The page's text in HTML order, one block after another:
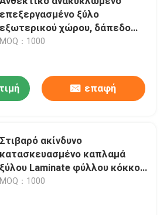
υποβολή
επεξεργασμένο ξύλο
εξωτερικού χώρου, δάπεδο
καπλαμά από σκληρό ξύλο
MOQ：1000
επαφή
Στιβαρό ακίνδυνο
κατασκευασμένο καπλαμά
ξύλου Laminate φύλλου κόκκου
Μήκος 250 cm
MOQ：1000